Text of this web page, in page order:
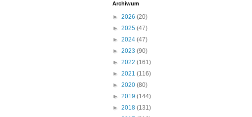
Archiwum
► 2026 (20)
► 2025 (47)
► 2024 (47)
► 2023 (90)
► 2022 (161)
► 2021 (116)
► 2020 (80)
► 2019 (144)
► 2018 (131)